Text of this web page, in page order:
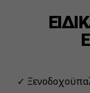
✓